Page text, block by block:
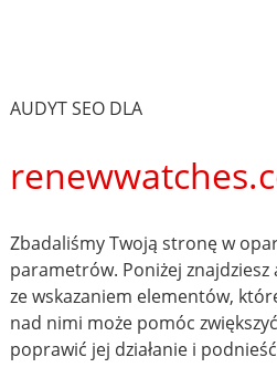
AUDYT SEO DLA
Zbadaliśmy Twoją stronę w
parametrów. Poniżej
ze wskazaniem elementów,
nad nimi może pomóc
poprawić jej działanie i